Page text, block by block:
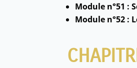
Module n°51 :
Module n°52 :